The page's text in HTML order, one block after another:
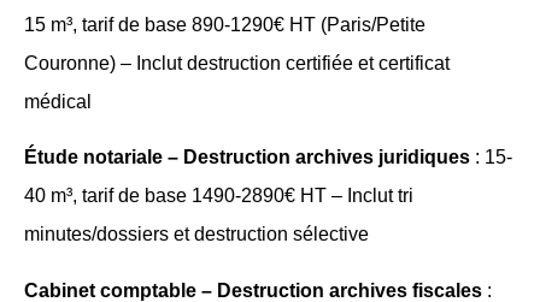
15 m³, tarif de base 890-1290€ HT (Paris/Petite
Couronne) – Inclut destruction certifiée et certificat
médical
Étude notariale – Destruction archives juridiques : 15-
40 m³, tarif de base 1490-2890€ HT – Inclut tri
minutes/dossiers et destruction sélective
Cabinet comptable – Destruction archives fiscales :